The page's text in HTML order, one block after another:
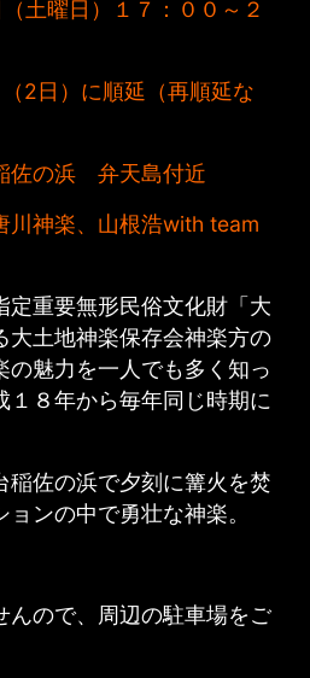
土曜日）１７：００～２
2日）に順延（再順延な
佐の浜 弁天島付近
川神楽、山根浩with team
定重要無形民俗文化財「大
大土地神楽保存会神楽方の
の魅力を一人でも多く知っ
１８年から毎年同じ時期に
稲佐の浜で夕刻に篝火を焚
ンの中で勇壮な神楽。
んので、周辺の駐車場をご